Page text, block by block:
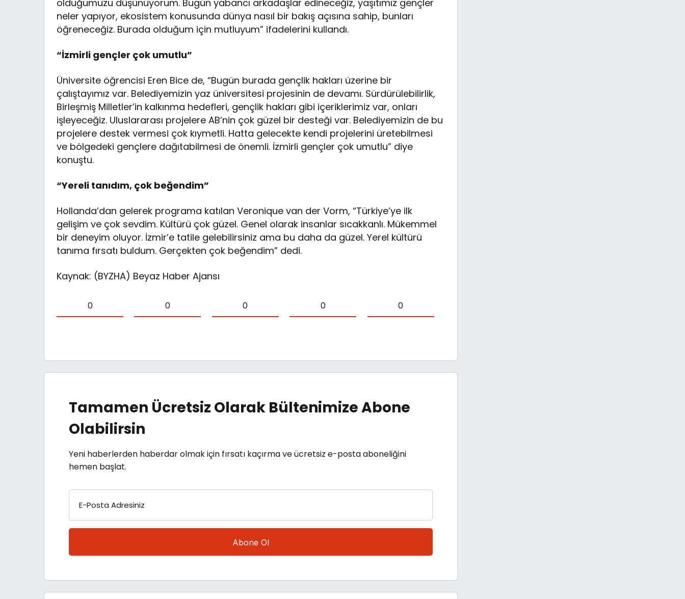
olduğumuzu düşünüyorum. Bugün yabancı arkadaşlar edineceğiz, yaşıtımız gençler
neler yapıyor, ekosistem konusunda dünya nasıl bir bakış açısına sahip, bunları
öğreneceğiz. Burada olduğum için mutluyum” ifadelerini kullandı.
“İzmirli gençler çok umutlu”
Üniversite öğrencisi Eren Bice de, “Bugün burada gençlik hakları üzerine bir
çalıştayımız var. Belediyemizin yaz üniversitesi projesinin de devamı. Sürdürülebilirlik,
Birleşmiş Milletler’in kalkınma hedefleri, gençlik hakları gibi içeriklerimiz var, onları
işleyeceğiz. Uluslararası projelere AB’nin çok güzel bir desteği var. Belediyemizin de bu
projelere destek vermesi çok kıymetli. Hatta gelecekte kendi projelerini üretebilmesi
ve bölgedeki gençlere dağıtabilmesi de önemli. İzmirli gençler çok umutlu” diye
konuştu.
“Yereli tanıdım, çok beğendim”
Hollanda’dan gelerek programa katılan Veronique van der Vorm, “Türkiye’ye ilk
gelişim ve çok sevdim. Kültürü çok güzel. Genel olarak insanlar sıcakkanlı. Mükemmel
bir deneyim oluyor. İzmir’e tatile gelebilirsiniz ama bu daha da güzel. Yerel kültürü
tanıma fırsatı buldum. Gerçekten çok beğendim” dedi.
Kaynak: (BYZHA) Beyaz Haber Ajansı
0 0 0 0 0
Tamamen Ücretsiz Olarak Bültenimize Abone
Olabilirsin
Yeni haberlerden haberdar olmak için fırsatı kaçırma ve ücretsiz e-posta aboneliğini
hemen başlat.
E-Posta Adresiniz